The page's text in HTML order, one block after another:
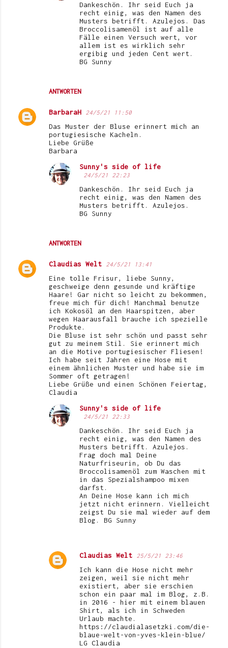
ANTWORTEN
Dankeschön. Ihr seid Euch ja
recht einig, was den Namen des
Musters betrifft. Azulejos. Das
Broccolisamenöl ist auf alle
Fälle einen Versuch wert, vor
allem ist es wirklich sehr
ergibig und jeden Cent wert.
BG Sunny
BarbaraH 24/5/21 11:50
Das Muster der Bluse erinnert mich an
portugiesische Kacheln.
Liebe Grüße
Barbara
ANTWORTEN
Sunny's side of life
24/5/21 22:23
Dankeschön. Ihr seid Euch ja
recht einig, was den Namen des
Musters betrifft. Azulejos.
BG Sunny
Claudias Welt 24/5/21 13:41
Eine tolle Frisur, liebe Sunny,
geschweige denn gesunde und kräftige
Haare! Gar nicht so leicht zu bekommen,
freue mich für dich! Manchmal benutze
ich Kokosöl an den Haarspitzen, aber
wegen Haarausfall brauche ich spezielle
Produkte.
Die Bluse ist sehr schön und passt sehr
gut zu meinem Stil. Sie erinnert mich
an die Motive portugiesischer Fliesen!
Ich habe seit Jahren eine Hose mit
einem ähnlichen Muster und habe sie im
Sommer oft getragen!
Liebe Grüße und einen Schönen Feiertag,
Claudia
Sunny's side of life
24/5/21 22:33
Dankeschön. Ihr seid Euch ja
recht einig, was den Namen des
Musters betrifft. Azulejos.
Frag doch mal Deine
Naturfriseurin, ob Du das
Broccolisamenöl zum Waschen mit
in das Spezialshampoo mixen
darfst.
An Deine Hose kann ich mich
jetzt nicht erinnern. Vielleicht
zeigst Du sie mal wieder auf dem
Blog. BG Sunny
Claudias Welt 25/5/21 23:46
Ich kann die Hose nicht mehr
zeigen, weil sie nicht mehr
existiert, aber sie erschien
schon ein paar mal im Blog, z.B.
in 2016 - hier mit einem blauen
Shirt, als ich in Schweden
Urlaub machte.
https://claudialasetzki.com/die-
blaue-welt-von-yves-klein-blue/
LG Claudia